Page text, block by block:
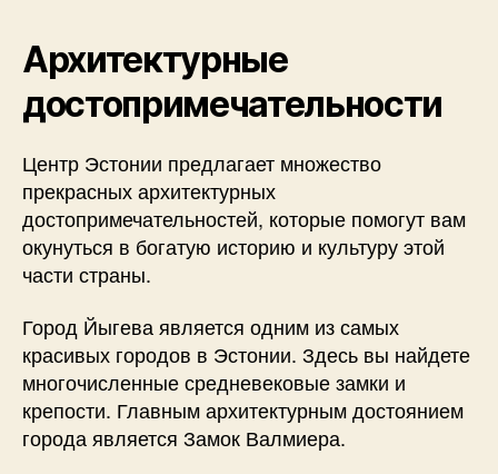
Архитектурные
достопримечательности
Центр Эстонии предлагает множество
прекрасных архитектурных
достопримечательностей, которые помогут вам
окунуться в богатую историю и культуру этой
части страны.
Город Йыгева является одним из самых
красивых городов в Эстонии. Здесь вы найдете
многочисленные средневековые замки и
крепости. Главным архитектурным достоянием
города является Замок Валмиера.